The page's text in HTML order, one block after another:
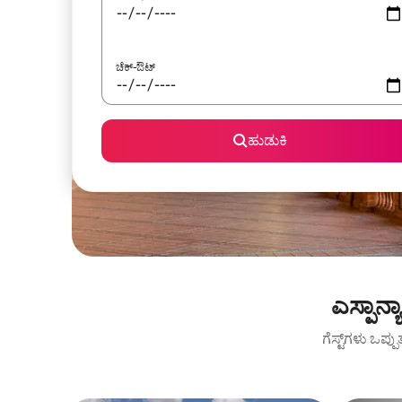
ಚೆಕ್-ಔಟ್
ಹುಡುಕಿ
ಗೆಸ್ಟ್‌ಗಳು